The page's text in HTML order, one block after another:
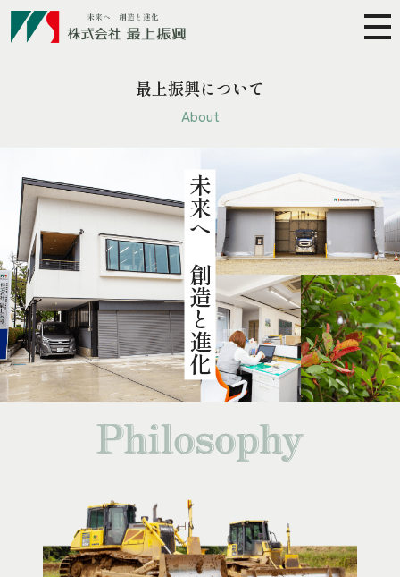
最上振興について
About
未来へ 創造と進化